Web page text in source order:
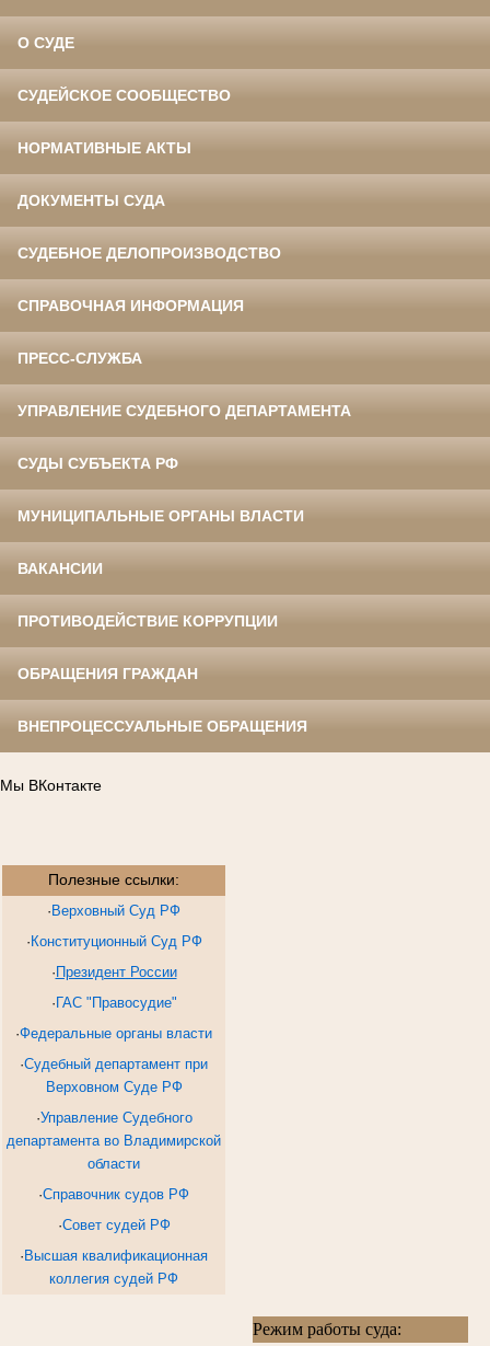
О СУДЕ
СУДЕЙСКОЕ СООБЩЕСТВО
НОРМАТИВНЫЕ АКТЫ
ДОКУМЕНТЫ СУДА
СУДЕБНОЕ ДЕЛОПРОИЗВОДСТВО
СПРАВОЧНАЯ ИНФОРМАЦИЯ
ПРЕСС-СЛУЖБА
УПРАВЛЕНИЕ СУДЕБНОГО ДЕПАРТАМЕНТА
СУДЫ СУБЪЕКТА РФ
МУНИЦИПАЛЬНЫЕ ОРГАНЫ ВЛАСТИ
ВАКАНСИИ
ПРОТИВОДЕЙСТВИЕ КОРРУПЦИИ
ОБРАЩЕНИЯ ГРАЖДАН
ВНЕПРОЦЕССУАЛЬНЫЕ ОБРАЩЕНИЯ
Мы ВКонтакте
Полезные ссылки:
· Верховный Суд РФ
· Конституционный Суд РФ
· Президент России
· ГАС "Правосудие"
·Федеральные органы власти
·Судебный департамент при
Верховном Суде РФ
·Управление Судебного
департамента во Владимирской
области
·Справочник судов РФ
·Совет судей РФ
· Высшая квалификационная
коллегия судей РФ
Режим работы суда: